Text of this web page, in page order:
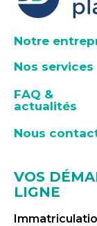
Notre
Nos services
FAQ &
actualités
Nous
VOS
LIGNE